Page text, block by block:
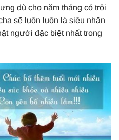
dù cho năm tháng có trôi
sẽ luôn luôn là siêu nhân
người đặc biệt nhất trong